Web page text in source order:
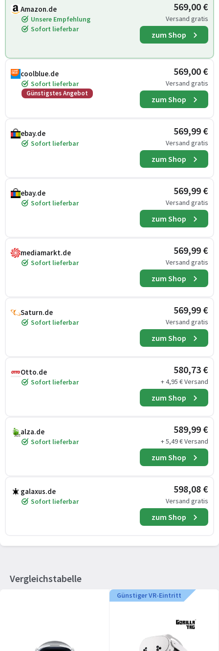
Amazon.de
Unsere Empfehlung
Sofort lieferbar
569,00 €
Versand gratis
zum Shop
coolblue.de
Sofort lieferbar
Günstigstes Angebot
569,00 €
Versand gratis
zum Shop
ebay.de
Sofort lieferbar
569,99 €
Versand gratis
zum Shop
ebay.de
Sofort lieferbar
569,99 €
Versand gratis
zum Shop
mediamarkt.de
Sofort lieferbar
569,99 €
Versand gratis
zum Shop
Saturn.de
Sofort lieferbar
569,99 €
Versand gratis
zum Shop
Otto.de
Sofort lieferbar
580,73 €
+ 4,95 € Versand
zum Shop
alza.de
Sofort lieferbar
589,99 €
+ 5,49 € Versand
zum Shop
galaxus.de
Sofort lieferbar
598,08 €
Versand gratis
zum Shop
Vergleichstabelle
Günstiger VR-Eintritt